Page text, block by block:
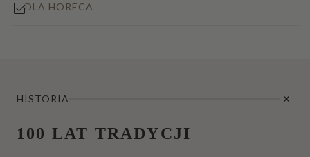
DLA HORECA
HISTORIA
100 LAT TRADYCJI